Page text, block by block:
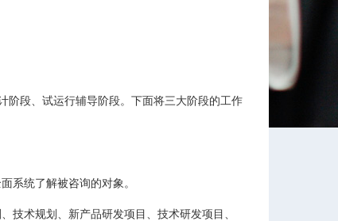
段、试运行辅导阶段。下面将三大阶段的工作
系统了解被咨询的对象。
术规划、新产品研发项目、技术研发项目、